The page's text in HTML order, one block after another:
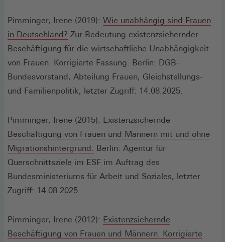
Pimminger, Irene (2019): Wie unabhängig sind Frauen
in Deutschland? (Öffnet
in
einem
neuen
Fenster)
Zur Bedeutung existenzsichernder
Beschäftigung für die wirtschaftliche Unabhängigkeit
von Frauen. Korrigierte Fassung. Berlin: DGB-
Bundesvorstand, Abteilung Frauen, Gleichstellungs-
und Familienpolitik, letzter Zugriff: 14.08.2025.
Pimminger, Irene (2015): Existenzsichernde
Beschäftigung von Frauen und Männern mit und ohne
Migrationshintergrund. (Öffnet
in
einem
Berlin: Agentur für
Querschnittsziele im ESF im Auftrag des
Bundesministeriums für Arbeit und Soziales, letzter
Zugriff: 14.08.2025.
Pimminger, Irene (2012): Existenzsichernde
Beschäftigung von Frauen und Männern. Korrigierte